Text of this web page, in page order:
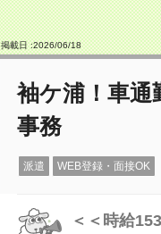
掲載日 :2026/06/18
袖ケ浦！車通
事務
派遣 WEB登録・面接OK
＜＜時給